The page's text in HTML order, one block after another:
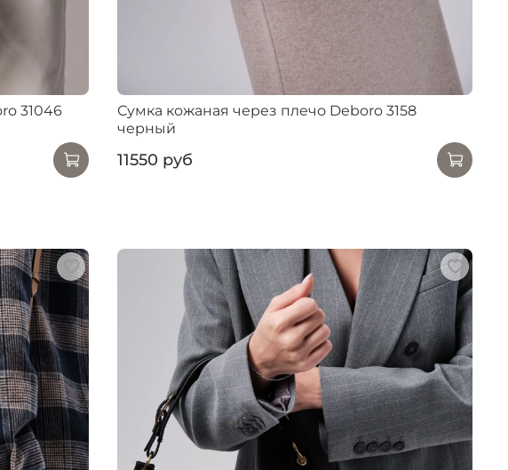
31046
Сумка кожаная через плечо Deboro 3158
черный
11550 руб